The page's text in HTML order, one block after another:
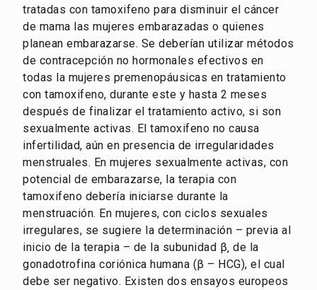
tratadas con tamoxifeno para disminuir el cáncer
de mama las mujeres embarazadas o quienes
planean embarazarse. Se deberían utilizar métodos
de contracepción no hormonales efectivos en
todas la mujeres premenopáusicas en tratamiento
con tamoxifeno, durante este y hasta 2 meses
después de finalizar el tratamiento activo, si son
sexualmente activas. El tamoxifeno no causa
infertilidad, aún en presencia de irregularidades
menstruales. En mujeres sexualmente activas, con
potencial de embarazarse, la terapia con
tamoxifeno debería iniciarse durante la
menstruación. En mujeres, con ciclos sexuales
irregulares, se sugiere la determinación – previa al
inicio de la terapia – de la subunidad β‚ de la
gonadotrofina coriónica humana (β – HCG), el cual
debe ser negativo. Existen dos ensayos europeos